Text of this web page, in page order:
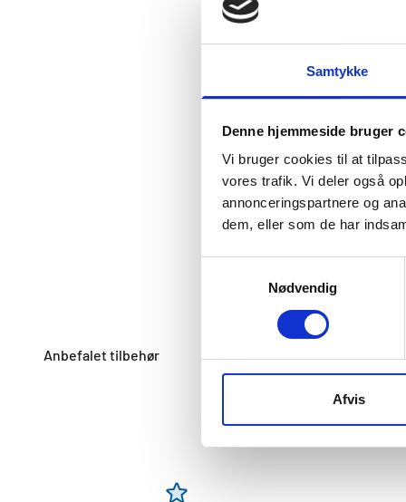
Samtykke
Denne hjemmeside bruger
Vi bruger cookies til at
vores trafik. Vi deler også
annonceringspartnere og
dem, eller som de har
Nødvendig
Afvis